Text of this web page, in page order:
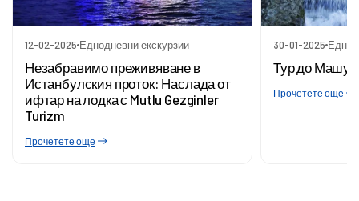
12-02-2025 Еднодневни екскурзии
Незабравимо преживяване в
Истанбулския проток: Наслада от
ифтар на лодка с Mutlu Gezginler
Turizm
Прочетете още
30-01-2025
Тур до
Прочетете още